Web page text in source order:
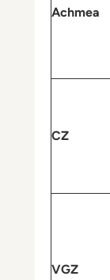
Achmea
CZ
VGZ